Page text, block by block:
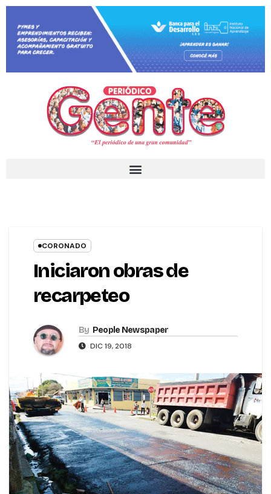
CORONADO
Iniciaron obras de
recarpeteo
By People Newspaper
DIC 19, 2018